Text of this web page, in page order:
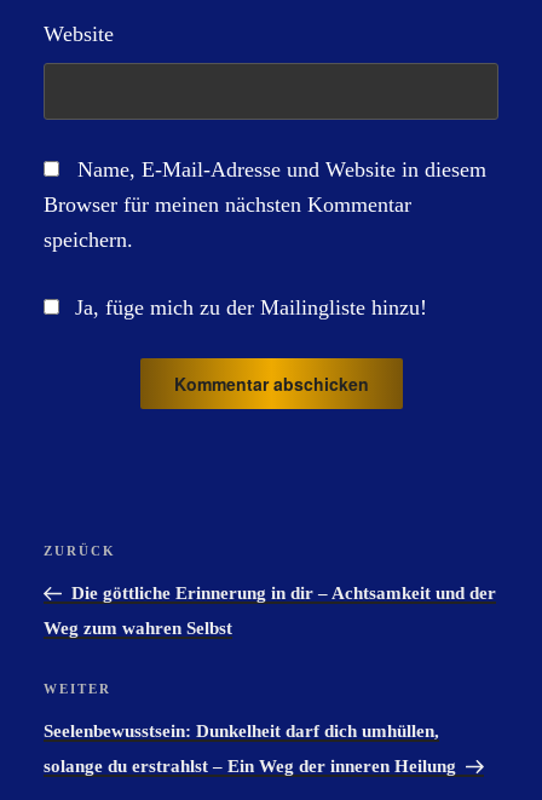
Website
Name, E-Mail-Adresse und Website in diesem
Browser für meinen nächsten Kommentar
speichern.
Ja, füge mich zu der Mailingliste hinzu!
Vorheriger
Beitrag
ZURÜCK
Die göttliche Erinnerung in dir – Achtsamkeit und der
Weg zum wahren Selbst
Nächster
Beitrag
WEITER
Seelenbewusstsein: Dunkelheit darf dich umhüllen,
solange du erstrahlst – Ein Weg der inneren Heilung